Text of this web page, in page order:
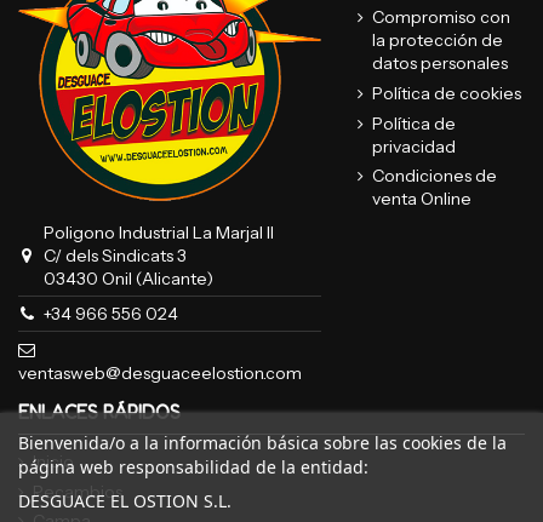
Poligono Industrial La Marjal II
C/ dels Sindicats 3
03430 Onil (Alicante)
+34 966 556 024
ventasweb@desguaceelostion.com
Compromiso con
la protección de
datos personales
Política de cookies
Política de
privacidad
Condiciones de
venta Online
ENLACES RÁPIDOS
Inicio
Recambios
Bienvenida/o a la información básica sobre las cookies de la
página web responsabilidad de la entidad:
DESGUACE EL OSTION S.L.